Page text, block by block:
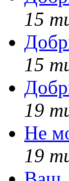
15
15
19
Не
19